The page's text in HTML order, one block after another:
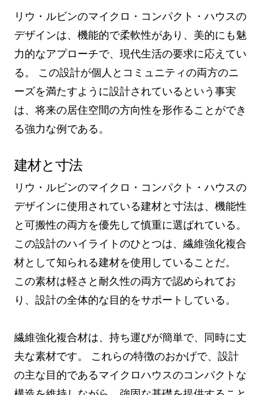
リウ・ルビンのマイクロ・コンパクト・ハウスの
デザインは、機能的で柔軟性があり、美的にも魅
力的なアプローチで、現代生活の要求に応えてい
る。 この設計が個人とコミュニティの両方のニ
ーズを満たすように設計されているという事実
は、将来の居住空間の方向性を形作ることができ
る強力な例である。
建材と寸法
リウ・ルビンのマイクロ・コンパクト・ハウスの
デザインに使用されている建材と寸法は、機能性
と可搬性の両方を優先して慎重に選ばれている。
この設計のハイライトのひとつは、繊維強化複合
材として知られる建材を使用していることだ。
この素材は軽さと耐久性の両方で認められてお
り、設計の全体的な目的をサポートしている。
繊維強化複合材は、持ち運びが簡単で、同時に丈
夫な素材です。 これらの特徴のおかげで、設計
の主な目的であるマイクロハウスのコンパクトな